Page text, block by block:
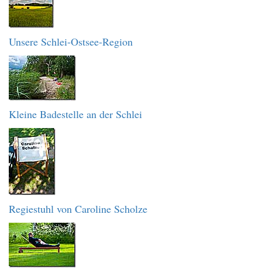
Unsere Schlei-Ostsee-Region
Kleine Badestelle an der Schlei
Regiestuhl von Caroline Scholze